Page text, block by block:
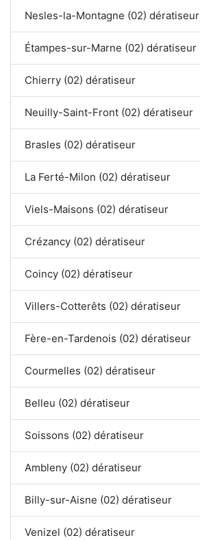
Nesles-la-Montagne (02) dératiseur
Étampes-sur-Marne (02) dératiseur
Chierry (02) dératiseur
Neuilly-Saint-Front (02) dératiseur
Brasles (02) dératiseur
La Ferté-Milon (02) dératiseur
Viels-Maisons (02) dératiseur
Crézancy (02) dératiseur
Coincy (02) dératiseur
Villers-Cotterêts (02) dératiseur
Fère-en-Tardenois (02) dératiseur
Courmelles (02) dératiseur
Belleu (02) dératiseur
Soissons (02) dératiseur
Ambleny (02) dératiseur
Billy-sur-Aisne (02) dératiseur
Venizel (02) dératiseur